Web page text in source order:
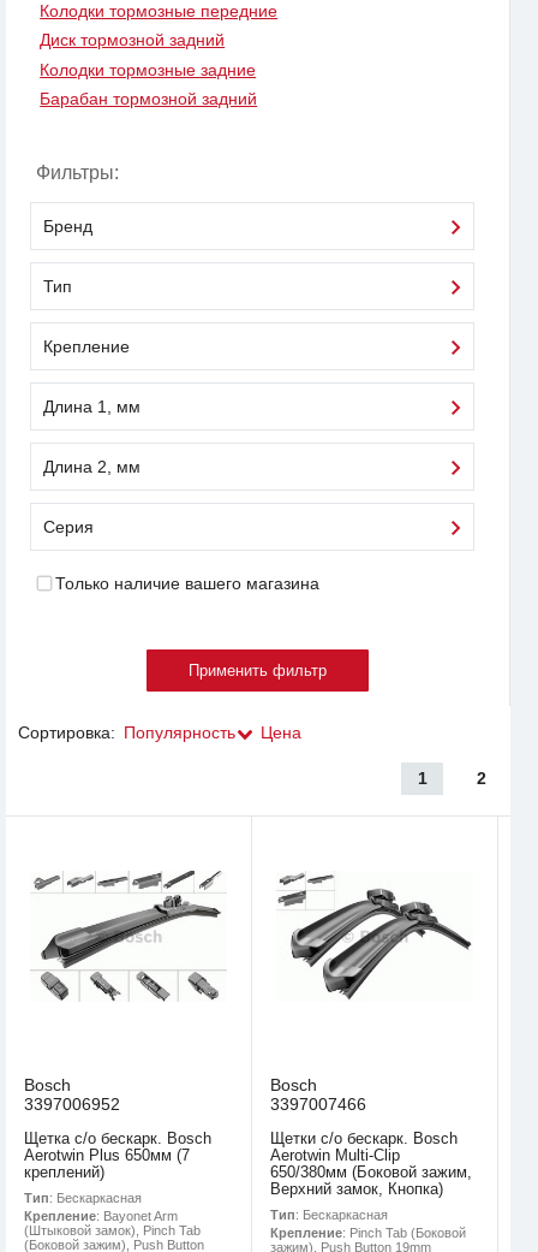
Колодки тормозные передние
Диск тормозной задний
Колодки тормозные задние
Барабан тормозной задний
Фильтры:
Бренд
Тип
Крепление
Длина 1, мм
Длина 2, мм
Серия
Только наличие вашего магазина
Сортировка: Популярность Цена
1 2
Bosch
3397006952
Щетка с/о бескарк. Bosch
Aerotwin Plus 650мм (7
креплений)
Тип: Бескаркасная
Крепление: Bayonet Arm
(Штыковой замок), Pinch Tab
(Боковой зажим), Push Button
Bosch
3397007466
Щетки с/о бескарк. Bosch
Aerotwin Multi-Clip
650/380мм (Боковой зажим,
Верхний замок, Кнопка)
Тип: Бескаркасная
Крепление: Pinch Tab (Боковой
зажим), Push Button 19mm